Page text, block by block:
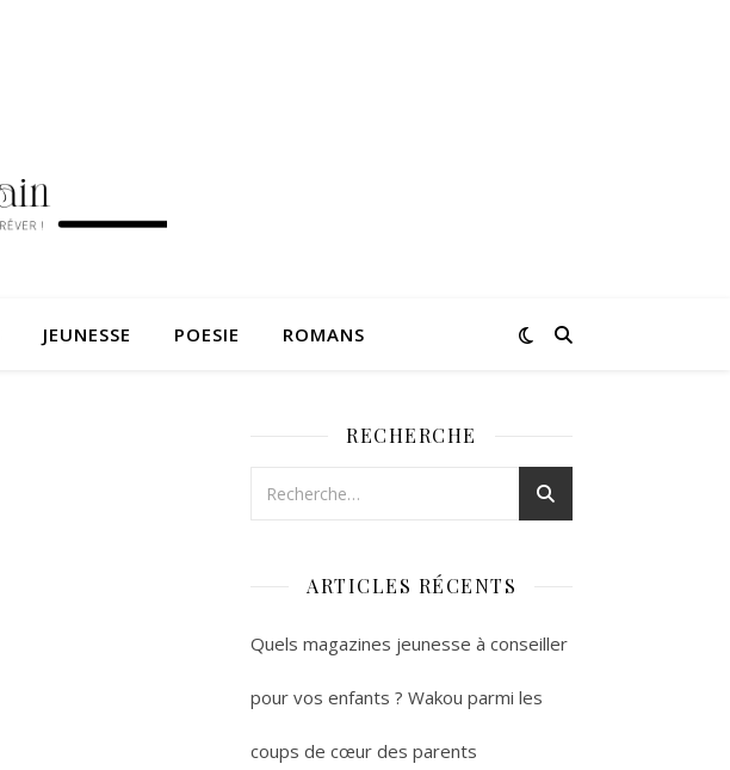
JEUNESSE POESIE ROMANS
RECHERCHE
ARTICLES RÉCENTS
Quels magazines jeunesse à conseiller
pour vos enfants ? Wakou parmi les
coups de cœur des parents